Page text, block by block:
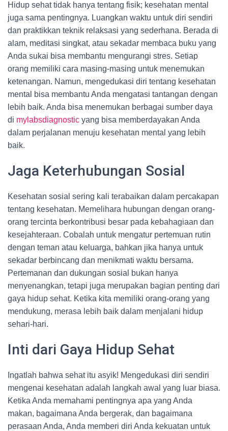
Hidup sehat tidak hanya tentang fisik; kesehatan mental
juga sama pentingnya. Luangkan waktu untuk diri sendiri
dan praktikkan teknik relaksasi yang sederhana. Berada di
alam, meditasi singkat, atau sekadar membaca buku yang
Anda sukai bisa membantu mengurangi stres. Setiap
orang memiliki cara masing-masing untuk menemukan
ketenangan. Namun, mengedukasi diri tentang kesehatan
mental bisa membantu Anda mengatasi tantangan dengan
lebih baik. Anda bisa menemukan berbagai sumber daya
di mylabsdiagnostic yang bisa memberdayakan Anda
dalam perjalanan menuju kesehatan mental yang lebih
baik.
Jaga Keterhubungan Sosial
Kesehatan sosial sering kali terabaikan dalam percakapan
tentang kesehatan. Memelihara hubungan dengan orang-
orang tercinta berkontribusi besar pada kebahagiaan dan
kesejahteraan. Cobalah untuk mengatur pertemuan rutin
dengan teman atau keluarga, bahkan jika hanya untuk
sekadar berbincang dan menikmati waktu bersama.
Pertemanan dan dukungan sosial bukan hanya
menyenangkan, tetapi juga merupakan bagian penting dari
gaya hidup sehat. Ketika kita memiliki orang-orang yang
mendukung, merasa lebih baik dalam menjalani hidup
sehari-hari.
Inti dari Gaya Hidup Sehat
Ingatlah bahwa sehat itu asyik! Mengedukasi diri sendiri
mengenai kesehatan adalah langkah awal yang luar biasa.
Ketika Anda memahami pentingnya apa yang Anda
makan, bagaimana Anda bergerak, dan bagaimana
perasaan Anda, Anda memberi diri Anda kekuatan untuk